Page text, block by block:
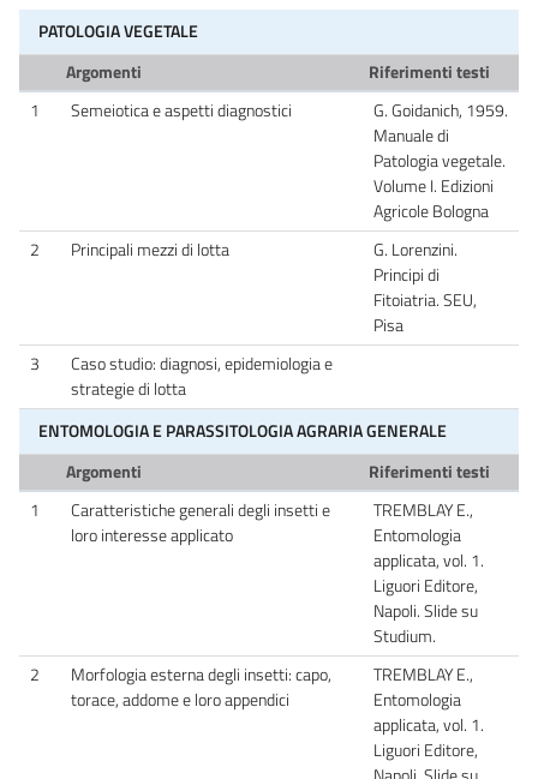
PATOLOGIA VEGETALE
Argomenti
Riferimenti testi
1
Semeiotica e aspetti diagnostici
G. Goidanich, 1959.
Manuale di
Patologia vegetale.
Volume I. Edizioni
Agricole Bologna
2
Principali mezzi di lotta
G. Lorenzini.
Principi di
Fitoiatria. SEU,
Pisa
3
Caso studio: diagnosi, epidemiologia e
strategie di lotta
ENTOMOLOGIA E PARASSITOLOGIA AGRARIA GENERALE
Argomenti
Riferimenti testi
1
Caratteristiche generali degli insetti e
loro interesse applicato
TREMBLAY E.,
Entomologia
applicata, vol. 1.
Liguori Editore,
Napoli. Slide su
Studium.
2
Morfologia esterna degli insetti: capo,
torace, addome e loro appendici
TREMBLAY E.,
Entomologia
applicata, vol. 1.
Liguori Editore,